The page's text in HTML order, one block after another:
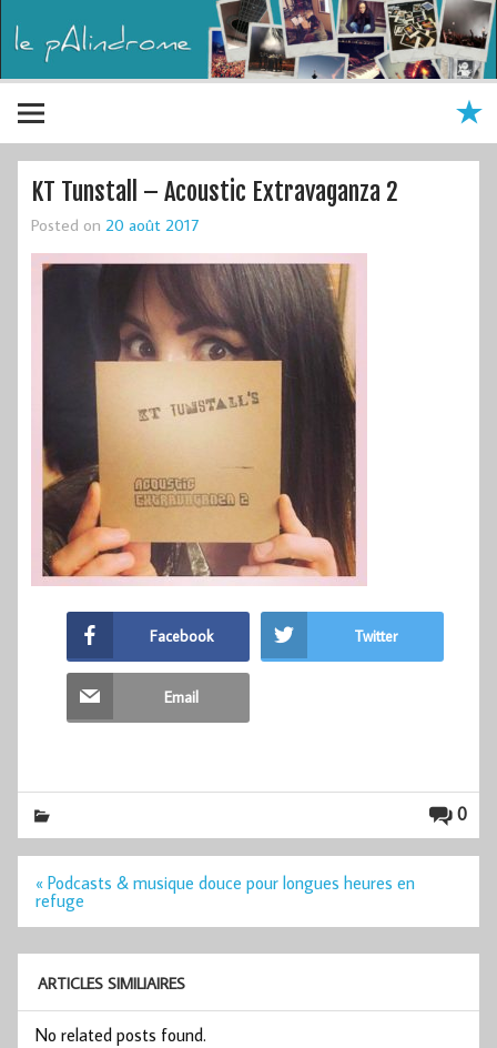
KT Tunstall – Acoustic Extravaganza 2
Posted on 20 août 2017
Facebook Twitter
Email
0
Navigation
de
l’article
« Podcasts & musique douce pour longues heures en
refuge
ARTICLES SIMILIAIRES
No related posts found.